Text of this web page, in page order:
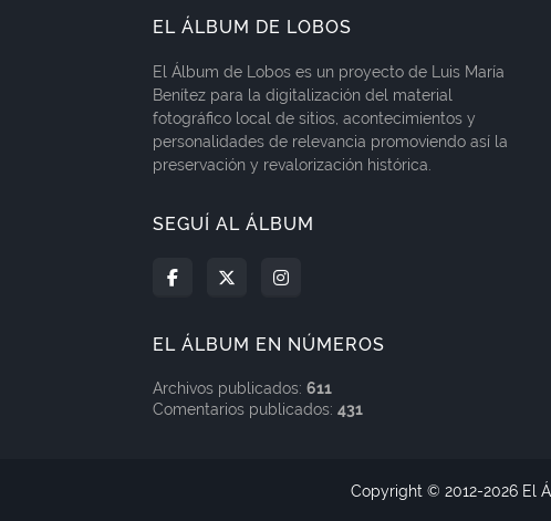
EL ÁLBUM DE LOBOS
El Álbum de Lobos es un proyecto de Luis María
Benítez para la digitalización del material
fotográfico local de sitios, acontecimientos y
personalidades de relevancia promoviendo así la
preservación y revalorización histórica.
SEGUÍ AL ÁLBUM
EL ÁLBUM EN NÚMEROS
Archivos publicados: 611
Comentarios publicados: 431
Copyright © 2012-2026 El